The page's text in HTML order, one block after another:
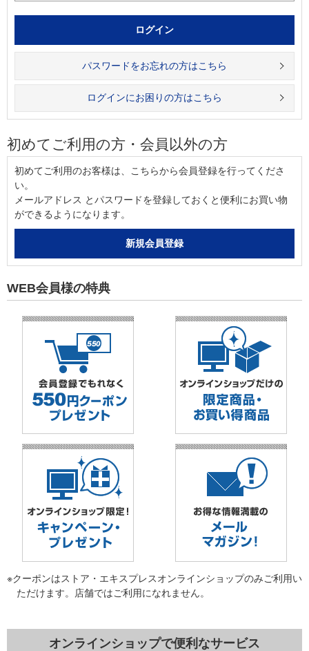
パスワードをお忘れの方はこちら
ログインにお困りの方はこちら
初めてご利用の方・会員以外の方
初めてご利用のお客様は、こちらから会員登録を行ってくださ
い。
メールアドレス とパスワードを登録しておくと便利にお買い物
ができるようになります。
WEB会員様の特典
※クーポンはストア・エキスプレスオンラインショップのみご利用い
ただけます。店舗ではご利用になれません。
オンラインショップで便利なサービス